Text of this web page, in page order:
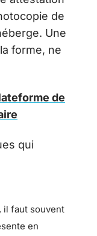
de
Une
forme, ne
de
qui
il faut souvent
en